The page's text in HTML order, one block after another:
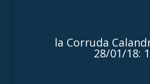
la Corruda
28/01/18: